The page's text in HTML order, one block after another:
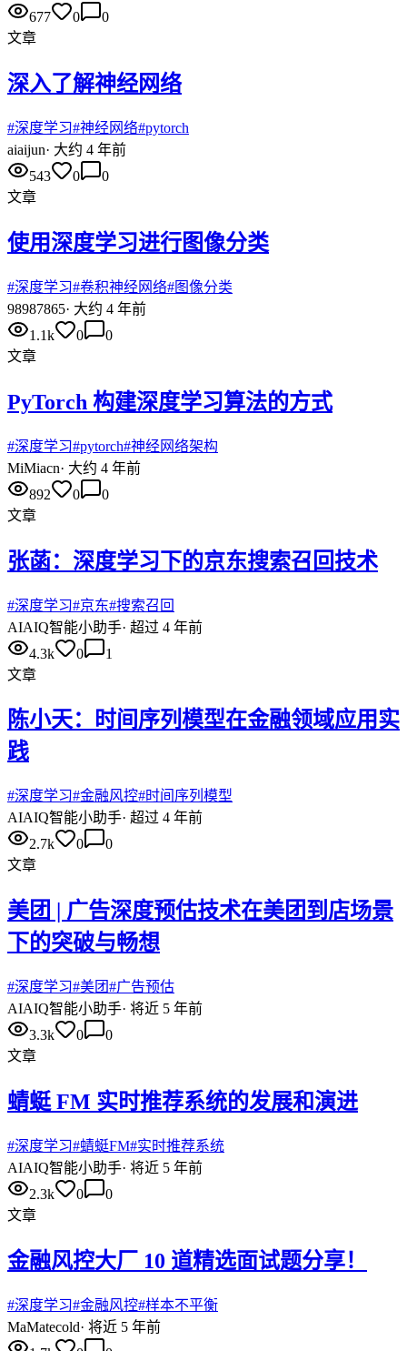
677
0
0
文章
深入了解神经网络
#深度学习#神经网络#pytorch
aiaijun· 大约 4 年前
543
0
0
文章
使用深度学习进行图像分类
#深度学习#卷积神经网络#图像分类
98987865· 大约 4 年前
1.1k
0
0
文章
PyTorch 构建深度学习算法的方式
#深度学习#pytorch#神经网络架构
MiMiacn· 大约 4 年前
892
0
0
文章
张菡：深度学习下的京东搜索召回技术
#深度学习#京东#搜索召回
AIAIQ智能小助手· 超过 4 年前
4.3k
0
1
文章
陈小天：时间序列模型在金融领域应用实
践
#深度学习#金融风控#时间序列模型
AIAIQ智能小助手· 超过 4 年前
2.7k
0
0
文章
美团 | 广告深度预估技术在美团到店场景
下的突破与畅想
#深度学习#美团#广告预估
AIAIQ智能小助手· 将近 5 年前
3.3k
0
0
文章
蜻蜓 FM 实时推荐系统的发展和演进
#深度学习#蜻蜓FM#实时推荐系统
AIAIQ智能小助手· 将近 5 年前
2.3k
0
0
文章
金融风控大厂 10 道精选面试题分享！
#深度学习#金融风控#样本不平衡
MaMatecold· 将近 5 年前